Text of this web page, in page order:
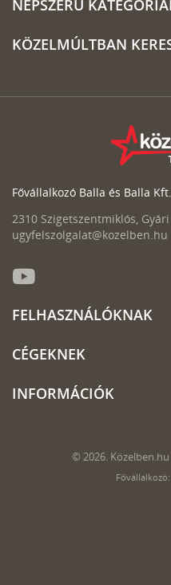
NÉPSZERŰ
KÖZELMÚLTBAN
Fővállalkozó Balla és Balla Kft.
2310 Szigetszentmiklós,
ugyfelszolgalat@kozelben.hu
FELHASZNÁLÓKNAK
CÉGEKNEK
INFORMÁCIÓK
© 2026.